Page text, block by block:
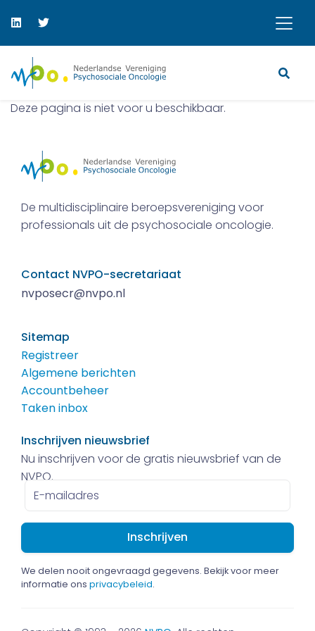
Deze pagina is niet voor u beschikbaar.
De multidisciplinaire beroepsvereniging voor
professionals uit de psychosociale oncologie.
Contact NVPO-secretariaat
nvposecr@nvpo.nl
Sitemap
Registreer
Algemene berichten
Accountbeheer
Taken inbox
Inschrijven nieuwsbrief
Nu inschrijven voor de gratis nieuwsbrief van de
NVPO.
E-
mailadres
We delen nooit ongevraagd gegevens. Bekijk voor meer
informatie ons privacybeleid.